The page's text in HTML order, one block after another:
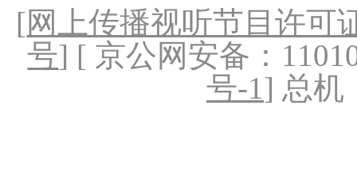
[网上传播视听节目许可
号] [ 京公网安备：
号-1] 总机